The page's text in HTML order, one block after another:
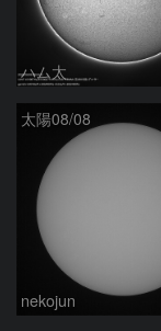
ハム太
太陽08/08
nekojun